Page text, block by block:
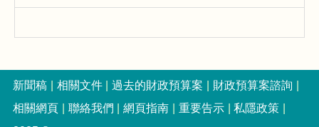
新聞稿 相關文件 過去的財政預算案
財政預算案諮詢
相關網頁
聯絡我們 網頁指南 重要告示
私隱政策